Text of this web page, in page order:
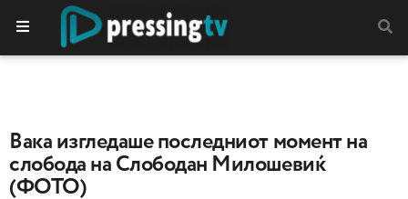
Вака изгледаше последниот момент на
слобода на Слободан Милошевиќ
(ФОТО)